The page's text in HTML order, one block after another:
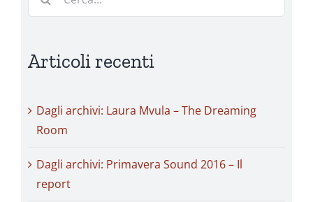
Articoli recenti
Dagli archivi: Laura Mvula – The Dreaming
Room
Dagli archivi: Primavera Sound 2016 – Il
report